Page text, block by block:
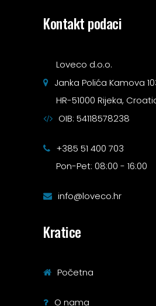
Kontakt podaci
Loveco d.o.o.
Janka Polića Kamova
HR-51000 Rijeka,
OIB: 54118578238
+385 51 400 703
Pon-Pet: 08:00 - 16:00
info@loveco.hr
Kratice
Početna
O nama